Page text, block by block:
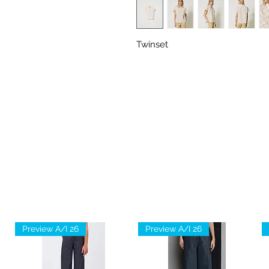
Twinset
Preview A/I 26 Preview A/I 26